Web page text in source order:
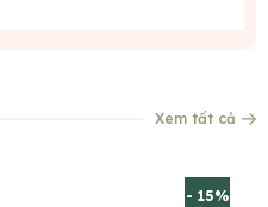
Xem tất cả
- 15%